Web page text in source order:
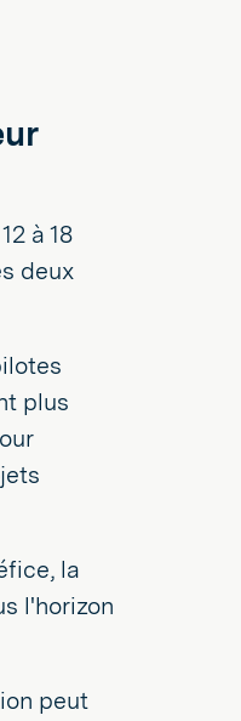
à 18
deux
plus
la
l'horizon
peut